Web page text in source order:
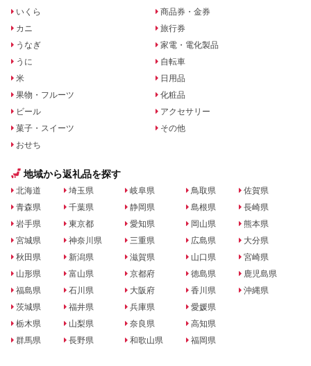
いくら
カニ
うなぎ
うに
米
果物・フルーツ
ビール
菓子・スイーツ
おせち
商品券・金券
旅行券
家電・電化製品
自転車
日用品
化粧品
アクセサリー
その他
地域から返礼品を探す
北海道
青森県
岩手県
宮城県
秋田県
山形県
福島県
茨城県
栃木県
群馬県
埼玉県
千葉県
東京都
神奈川県
新潟県
富山県
石川県
福井県
山梨県
長野県
岐阜県
静岡県
愛知県
三重県
滋賀県
京都府
大阪府
兵庫県
奈良県
和歌山県
鳥取県
島根県
岡山県
広島県
山口県
徳島県
香川県
愛媛県
高知県
福岡県
佐賀県
長崎県
熊本県
大分県
宮崎県
鹿児島県
沖縄県